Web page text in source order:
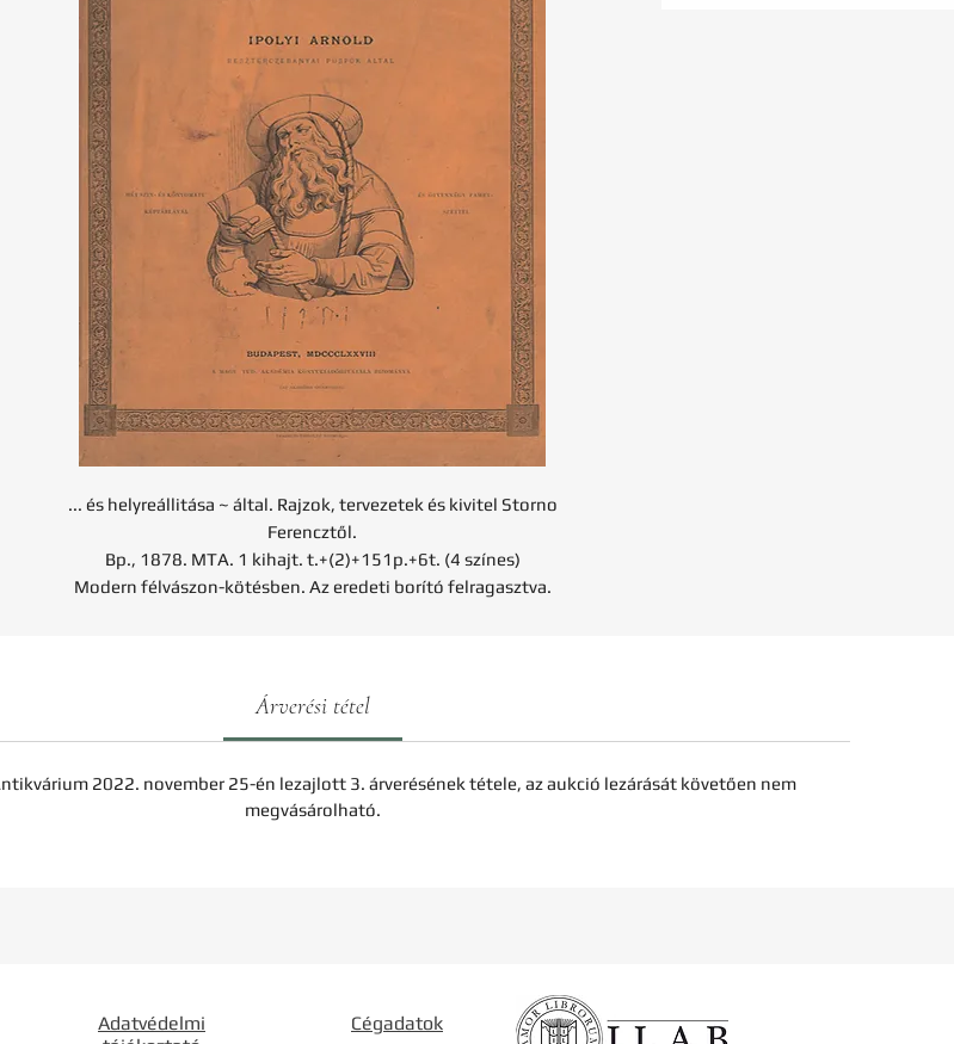
... és helyreállitása ~ által. Rajzok, tervezetek és kivitel Storno
Ferencztől.
Bp., 1878. MTA. 1 kihajt. t.+(2)+151p.+6t. (4 színes)
Modern félvászon-kötésben. Az eredeti borító felragasztva.
Árverési tétel
2022. november 25-én lezajlott 3. árverésének tétele, az aukció lezárását követően nem
megvásárolható.
Adatvédelmi
Cégadatok